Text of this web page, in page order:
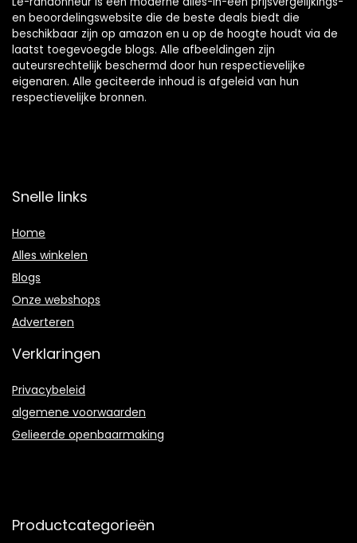
en beoordelingswebsite die de beste deals biedt die
beschikbaar zijn op amazon en u op de hoogte houdt via de
laatst toegevoegde blogs. Alle afbeeldingen zijn
auteursrechtelijk beschermd door hun respectievelijke
eigenaren. Alle geciteerde inhoud is afgeleid van hun
respectievelijke bronnen.
Snelle links
Home
Alles winkelen
Blogs
Onze webshops
Adverteren
Verklaringen
Privacybeleid
algemene voorwaarden
Gelieerde openbaarmaking
Productcategorieën